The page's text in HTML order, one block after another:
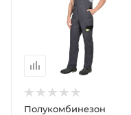
Полукомбинезон